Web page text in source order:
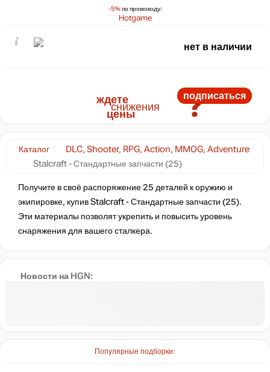
Новости на HGN:
Популярные подборки:
Каталог
DLC, Shooter, RPG, Action, MMOG, Adventure
Stalcraft - Стандартные запчасти (25)
Получите в своё распоряжение 25 деталей к оружию и
экипировке, купив Stalcraft - Стандартные запчасти (25).
Эти материалы позволят укрепить и повысить уровень
снаряжения для вашего сталкера.
-5%по промокоду:
Hotgame
нет в наличии
?
ждете
снижения
цены
подписаться